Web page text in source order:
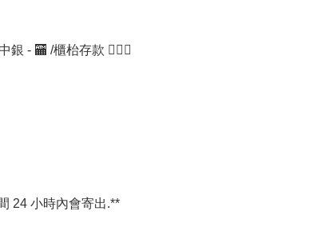
銀 - 🏧 /櫃枱存款 💁🏼‍♀
24 小時內會寄出.**